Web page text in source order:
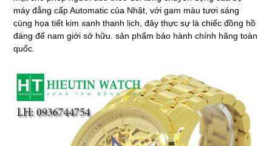
máy đẳng cấp Automatic của Nhật, với gam màu tươi sáng
cùng họa tiết kim xanh thanh lịch, đây thực sự là chiếc đồng hồ
đáng để nam giới sở hữu. sản phẩm bảo hành chính hãng toàn
quốc.